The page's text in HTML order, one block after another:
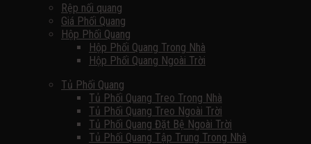
Rệp nối quang
Giá Phối Quang
Hộp Phối Quang
Hộp Phối Quang Trong Nhà
Hộp Phối Quang Ngoài Trời
Tủ Phối Quang
Tủ Phối Quang Treo Trong Nhà
Tủ Phối Quang Treo Ngoài Trời
Tủ Phối Quang Đặt Bệ Ngoài Trời
Tủ Phối Quang Tập Trung Trong Nhà